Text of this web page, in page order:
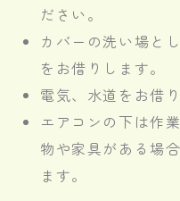
ださい。
カバーの洗い場と
をお借りします。
電気、水道をお借
エアコンの下は作
物や家具がある場
ます。